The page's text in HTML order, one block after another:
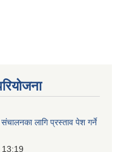
लागि प्रस्ताव पेश गर्ने